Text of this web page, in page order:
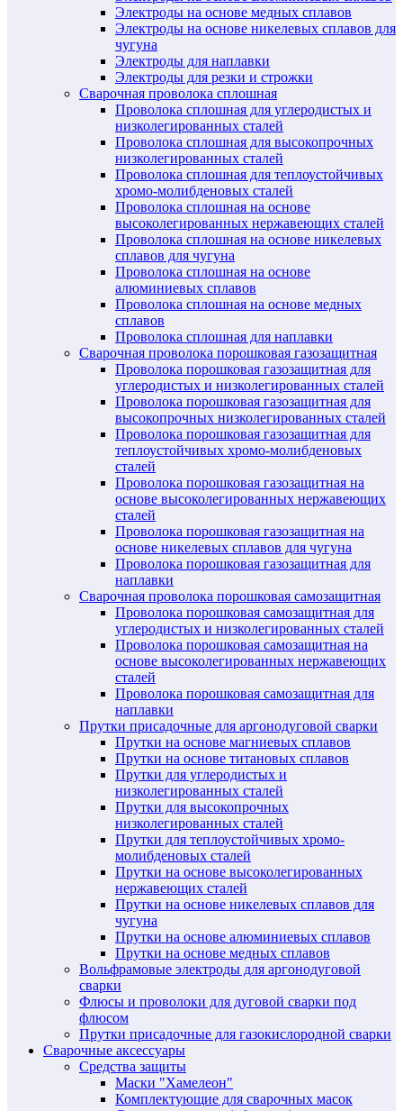
Электроды на основе медных сплавов
Электроды на основе никелевых сплавов для
чугуна
Электроды для наплавки
Электроды для резки и строжки
Сварочная проволока сплошная
Проволока сплошная для углеродистых и
низколегированных сталей
Проволока сплошная для высокопрочных
низколегированных сталей
Проволока сплошная для теплоустойчивых
хромо-молибденовых сталей
Проволока сплошная на основе
высоколегированных нержавеющих сталей
Проволока сплошная на основе никелевых
сплавов для чугуна
Проволока сплошная на основе
алюминиевых сплавов
Проволока сплошная на основе медных
сплавов
Проволока сплошная для наплавки
Сварочная проволока порошковая газозащитная
Проволока порошковая газозащитная для
углеродистых и низколегированных сталей
Проволока порошковая газозащитная для
высокопрочных низколегированных сталей
Проволока порошковая газозащитная для
теплоустойчивых хромо-молибденовых
сталей
Проволока порошковая газозащитная на
основе высоколегированных нержавеющих
сталей
Проволока порошковая газозащитная на
основе никелевых сплавов для чугуна
Проволока порошковая газозащитная для
наплавки
Сварочная проволока порошковая самозащитная
Проволока порошковая самозащитная для
углеродистых и низколегированных сталей
Проволока порошковая самозащитная на
основе высоколегированных нержавеющих
сталей
Проволока порошковая самозащитная для
наплавки
Прутки присадочные для аргонодуговой сварки
Прутки на основе магниевых сплавов
Прутки на основе титановых сплавов
Прутки для углеродистых и
низколегированных сталей
Прутки для высокопрочных
низколегированных сталей
Прутки для теплоустойчивых хромо-
молибденовых сталей
Прутки на основе высоколегированных
нержавеющих сталей
Прутки на основе никелевых сплавов для
чугуна
Прутки на основе алюминиевых сплавов
Прутки на основе медных сплавов
Вольфрамовые электроды для аргонодуговой
сварки
Флюсы и проволоки для дуговой сварки под
флюсом
Прутки присадочные для газокислородной сварки
Сварочные аксессуары
Средства защиты
Маски "Хамелеон"
Комплектующие для сварочных масок